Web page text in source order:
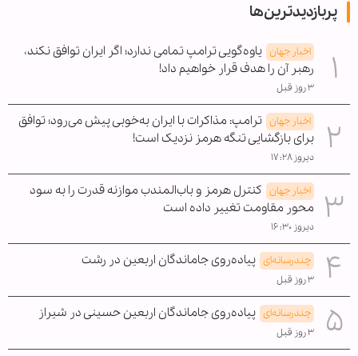
پربازدیدترین‌ها
اخبار جهان یاوه‌گویی ترامپ تمامی ندارد؛ اگر ایران توافق نکند،
رهبر آن را هدف قرار خواهیم داد!
۳ روز قبل
اخبار جهان ترامپ: مذاکرات با ایران به‌خوبی پیش می‌رود؛ توافق
برای بازگشایی تنگه هرمز نزدیک است!
دیروز ۱۷:۲۸
اخبار جهان کنترل هرمز و باب‌المندب موازنه قدرت را به سود
محور مقاومت تغییر داده است
دیروز ۱۶:۳۰
چندرسانه‌ای پیاده‌روی جاماندگان اربعین در رشت
۳ روز قبل
چندرسانه‌ای پیاده‌روی جاماندگان اربعین حسینی در شیراز
۳ روز قبل